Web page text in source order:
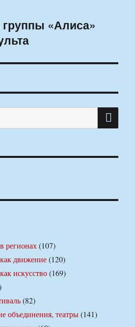
«Алиса»
регионах(107)
движение(120)
искусство(169)
(82)
объединения, театры(141)